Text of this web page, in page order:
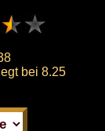
bei 8.25